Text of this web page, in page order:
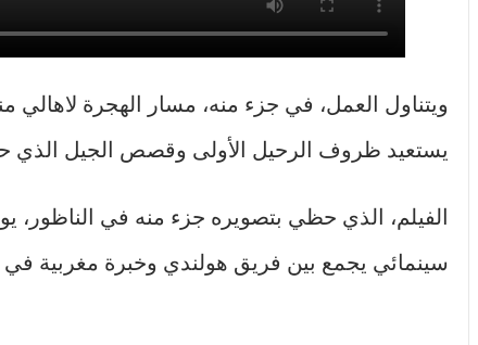
ويتناول العمل، في جزء منه، مسار الهجرة
يستعيد ظروف الرحيل الأولى وقصص الجيل الذي
الفيلم، الذي حظي بتصويره جزء منه في
سينمائي يجمع بين فريق هولندي وخبرة مغربية في